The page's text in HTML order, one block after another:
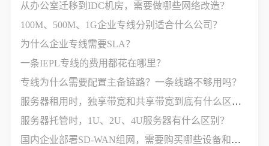
从办公室迁移到IDC机房，需要做哪些网络改造？
100M、500M、1G企业专线分别适合什么公司？
为什么企业专线需要SLA？
一条IEPL专线的费用都花在哪里？
专线为什么需要配置主备链路？一条线路不够用吗？
服务器租用时，独享带宽和共享带宽到底有什么区别？
服务器托管时，1U、2U、4U服务器有什么区别？
国内企业部署SD-WAN组网，需要购买哪些设备和服务？